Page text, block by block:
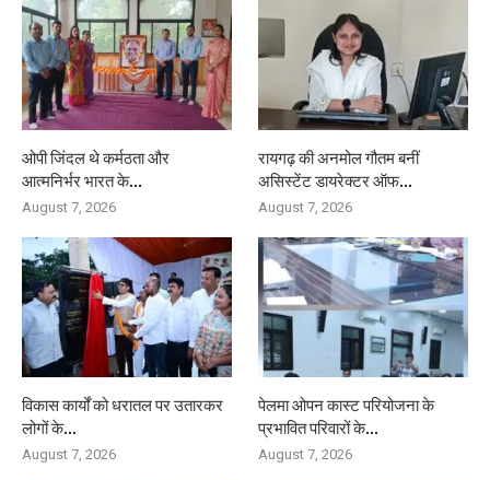
ओपी जिंदल थे कर्मठता और
आत्मनिर्भर भारत के...
August 7, 2026
रायगढ़ की अनमोल गौतम बनीं
असिस्टेंट डायरेक्टर ऑफ...
August 7, 2026
विकास कार्यों को धरातल पर उतारकर
लोगों के...
August 7, 2026
पेलमा ओपन कास्ट परियोजना के
प्रभावित परिवारों के...
August 7, 2026